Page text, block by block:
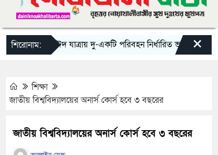
শিরোনাম:‘ঈদ যাত্রায় দু-একটি পরিবহন নির্ধারিত ভাড়ার চেয়েও কম
×
শিক্ষা
জাতীয় বিশ্ববিদ্যালয়ের অনার্স কোর্স হবে ৩ বছরের
জাতীয় বিশ্ববিদ্যালয়ের অনার্স কোর্স হবে ৩ বছরের